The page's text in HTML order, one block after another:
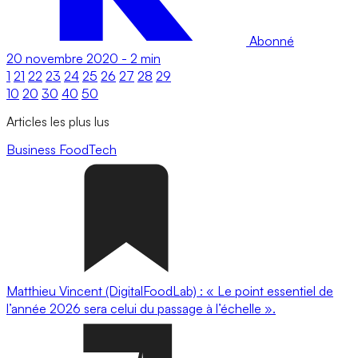
Abonné
20 novembre 2020 - 2 min
1 21 22 23 24 25 26 27 28 29
10 20 30 40 50
Articles les plus lus
Business FoodTech
Matthieu Vincent (DigitalFoodLab) : « Le point essentiel de
l’année 2026 sera celui du passage à l’échelle ».